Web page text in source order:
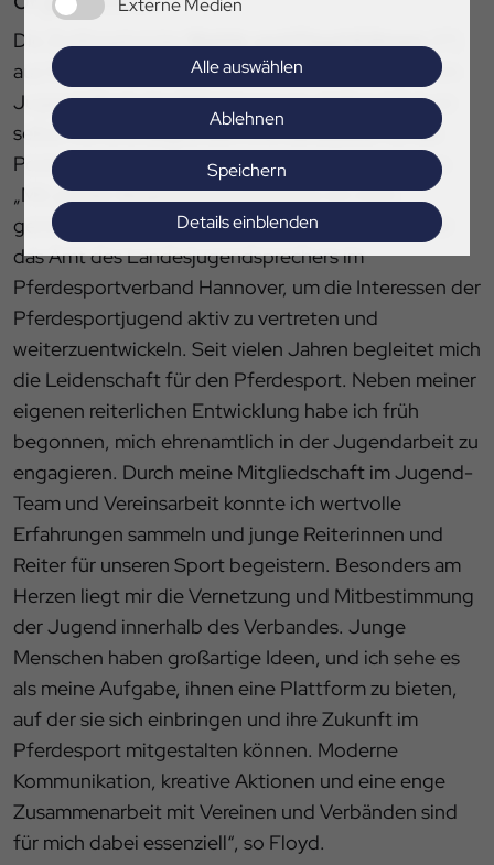
Externe Medien
Alle auswählen
Ablehnen
Speichern
Details einblenden
Impressum |Datenschutz
Die ZwillingsbrüderMattis und Floyd Kühnen(17)
aus Wolfsburg, seit vielen Jahren sehr engagiert im
Jugend-Team des PSV Hannover, stellen sich kurz
selber vor und begründen ihre Kandidatur für die
Posten der Landesjugendsprecher. Floyd Kühnen:
„Mit großer Begeisterung bewerbe ich mich
gemeinsam mit meinem Zwillingsbruder Mattis für
das Amt des Landesjugendsprechers im
Pferdesportverband Hannover, um die Interessen der
Pferdesportjugend aktiv zu vertreten und
weiterzuentwickeln. Seit vielen Jahren begleitet mich
die Leidenschaft für den Pferdesport. Neben meiner
eigenen reiterlichen Entwicklung habe ich früh
begonnen, mich ehrenamtlich in der Jugendarbeit zu
engagieren. Durch meine Mitgliedschaft im Jugend-
Team und Vereinsarbeit konnte ich wertvolle
Erfahrungen sammeln und junge Reiterinnen und
Reiter für unseren Sport begeistern. Besonders am
Herzen liegt mir die Vernetzung und Mitbestimmung
der Jugend innerhalb des Verbandes. Junge
Menschen haben großartige Ideen, und ich sehe es
als meine Aufgabe, ihnen eine Plattform zu bieten,
auf der sie sich einbringen und ihre Zukunft im
Pferdesport mitgestalten können. Moderne
Kommunikation, kreative Aktionen und eine enge
Zusammenarbeit mit Vereinen und Verbänden sind
für mich dabei essenziell“, so Floyd.